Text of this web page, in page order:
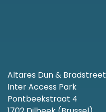
Altares Dun & Bradstreet
Inter Access Park
Pontbeekstraat 4